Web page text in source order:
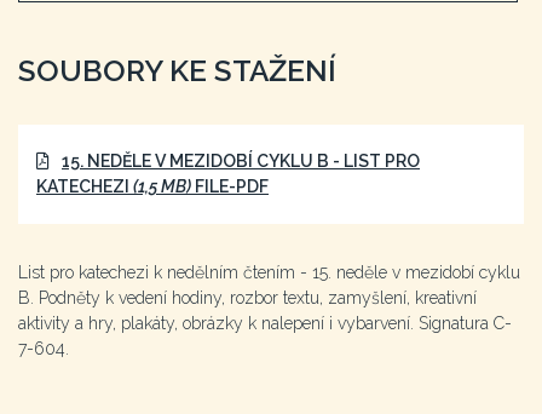
SOUBORY KE STAŽENÍ
15. NEDĚLE V MEZIDOBÍ CYKLU B - LIST PRO
KATECHEZI (1,5 MB) FILE-PDF
List pro katechezi k nedělním čtením - 15. neděle v mezidobí cyklu
B. Podněty k vedení hodiny, rozbor textu, zamyšlení, kreativní
aktivity a hry, plakáty, obrázky k nalepení i vybarvení. Signatura C-
7-604.